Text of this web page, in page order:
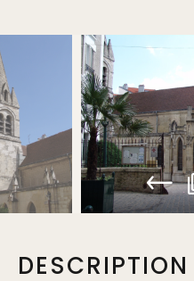
DESCRIPTION